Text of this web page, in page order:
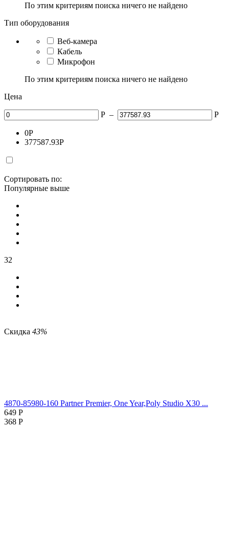
По этим критериям поиска ничего не найдено
Тип оборудования
Веб-камера
Кабель
Микрофон
По этим критериям поиска ничего не найдено
Цена
Р – Р
0Р
377587.93Р
Сортировать по:
Популярные выше
32
Скидка 43%
4870-85980-160 Partner Premier, One Year,Poly Studio X30 ...
649 Р
368 Р